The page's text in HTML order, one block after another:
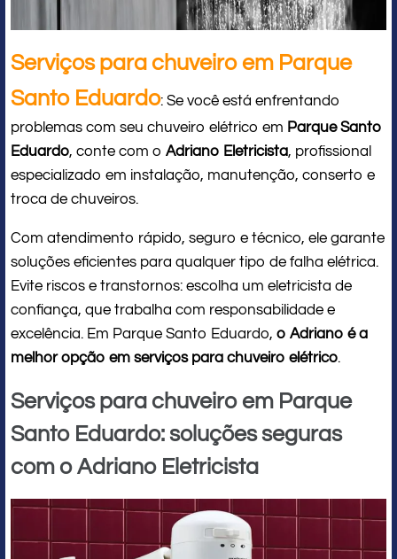
Serviços para chuveiro em Parque
Santo Eduardo: Se você está enfrentando
problemas com seu chuveiro elétrico em Parque Santo
Eduardo, conte com o Adriano Eletricista, profissional
especializado em instalação, manutenção, conserto e
troca de chuveiros.
Com atendimento rápido, seguro e técnico, ele garante
soluções eficientes para qualquer tipo de falha elétrica.
Evite riscos e transtornos: escolha um eletricista de
confiança, que trabalha com responsabilidade e
excelência. Em Parque Santo Eduardo, o Adriano é a
melhor opção em serviços para chuveiro elétrico.
Serviços para chuveiro em Parque
Santo Eduardo: soluções seguras
com o Adriano Eletricista